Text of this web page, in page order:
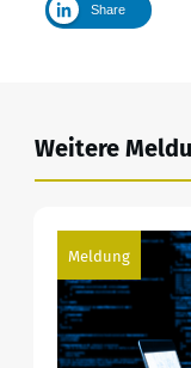
Share
Weitere
Meldung